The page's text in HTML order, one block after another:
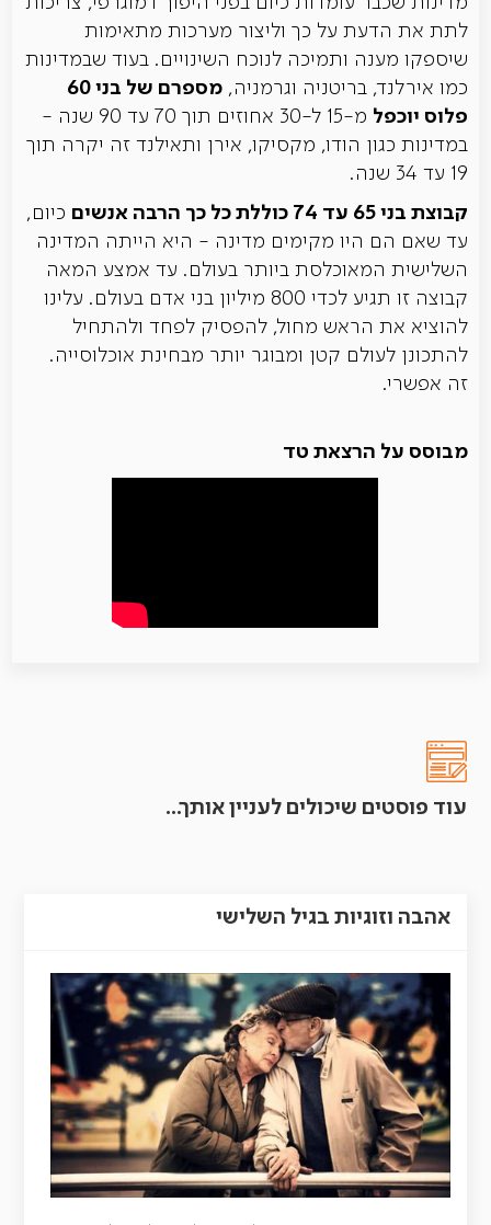
לתת את הדעת על כך וליצור מערכות מתאימות
שיספקו מענה ותמיכה לנוכח השינויים. בעוד שבמדינות
כמו אירלנד, בריטניה וגרמניה,
מספרם של בני 60
פלוס יוכפל
מ-15 ל-30 אחוזים תוך 70 עד 90 שנה -
במדינות כגון הודו, מקסיקו, אירן ותאילנד זה יקרה תוך
19 עד 34 שנה.
קבוצת בני 65 עד 74 כוללת כל כך הרבה אנשים
כיום,
עד שאם הם היו מקימים מדינה - היא הייתה המדינה
השלישית המאוכלסת ביותר בעולם. עד אמצע המאה
קבוצה זו תגיע לכדי 800 מיליון בני אדם בעולם. עלינו
להוציא את הראש מחול, להפסיק לפחד ולהתחיל
להתכונן לעולם קטן ומבוגר יותר מבחינת אוכלוסייה.
זה אפשרי.
מבוסס על הרצאת טד
עוד פוסטים שיכולים לעניין אותך...
אהבה וזוגיות בגיל השלישי